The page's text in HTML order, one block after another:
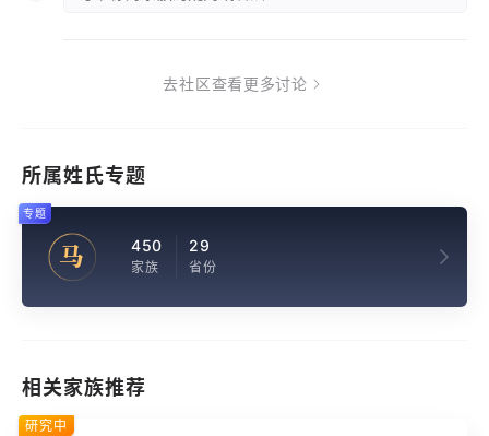
去社区查看更多讨论
所属姓氏专题
马 450
家族
29
省份
专题
相关家族推荐
研究中